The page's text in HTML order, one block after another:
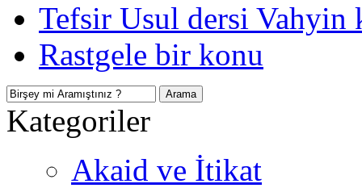
Tefsir Usul dersi Vahyin
Rastgele bir konu
Kategoriler
Akaid ve İtikat